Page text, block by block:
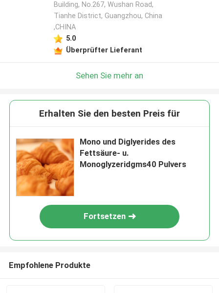
Building, No.267, Wushan Road,
Tianhe District, Guangzhou, China
,CHINA
5.0
Überprüfter Lieferant
Sehen Sie mehr an
Erhalten Sie den besten Preis für
Mono und Diglyerides des
Fettsäure- u.
Monoglyzeridgms40 Pulvers
Fortsetzen
Empfohlene Produkte